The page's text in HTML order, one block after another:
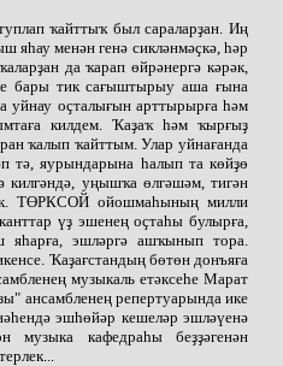
ҡайттыҡ был сараларҙан. Иң
яһау менән генә сикләнмәҫкә, һәр
да ҡарап өйрәнергә кәрәк,
бары тик сағыштырыу аша ғына
уйнау оҫталығын арттырырға һәм
килдем. Ҡаҙаҡ һәм ҡырғыҙ
ҡалып ҡайттым. Улар уйнағанда
тә, яурындарына һалып та көйҙө
килгәндә, уңышҡа өлгәшәм, тигән
ТӨРКСОЙ ойошмаһының милли
үҙ эшенең оҫтаһы булырға,
яһарға, эшләргә ашҡынып тора.
Ҡаҙағстандың бөтөн донъяға
музыкаль етәксеһе Марат
ансамбленең репертуарында ике
эшһөйәр кешеләр эшләүенә
музыка кафедраһы беҙҙәгенән